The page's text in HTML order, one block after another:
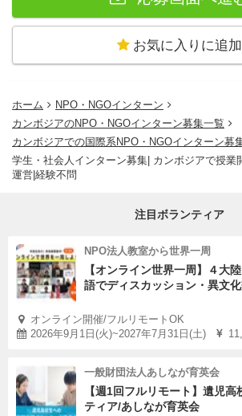
お気に入りに追加
ホーム
NPO・NGOインターン
カンボジアのNPO・NGOインターン募集一覧
カンボジアでの国際系NPO・NGOインターン募
学生・社会人インターン募集| カンボジアで授業
運営|経験不問
注目ボランティア
NPO法人教室から世界一周
【オンライン世界一周】４大
語でディスカッション・異文
オンライン開催/フルリモートOK
2026年9月1日(火)~2027年7月31日(土)
一般財団法人あしなが育英会
【週1回フルリモート】遺児
ティア/あしなが育英会